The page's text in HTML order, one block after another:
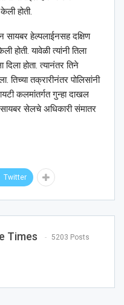
होती.
हेल्पलाईनसह दक्षिण
होती. यावेळी त्यांनी तिला
होता. त्यानंतर तिने
तिच्या तक्रारीनंतर पोलिसांनी
कलमांतर्गत गुन्हा दाखल
सायबर सेलचे अधिकारी संमातर
Twitter
Times 5203 Posts